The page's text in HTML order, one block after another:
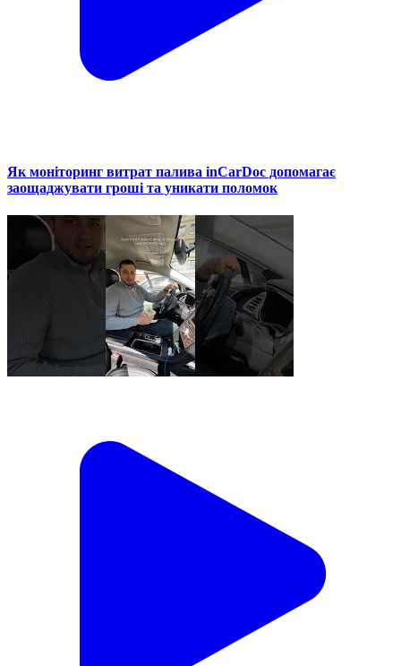
Як моніторинг витрат палива inCarDoc допомагає
заощаджувати гроші та уникати поломок